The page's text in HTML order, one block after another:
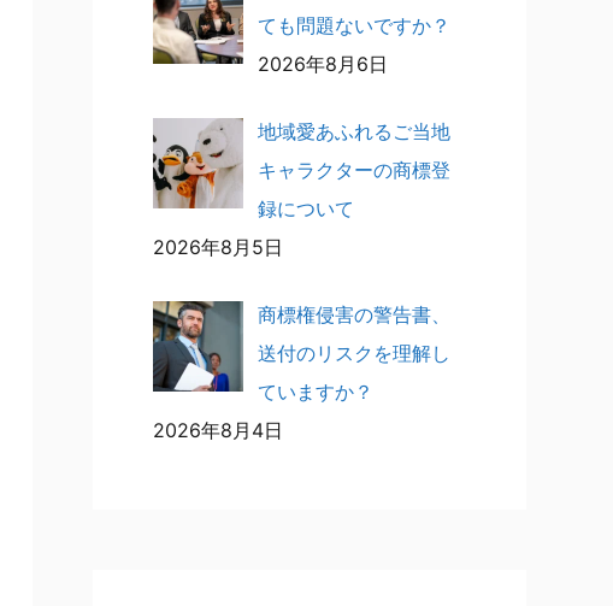
ても問題ないですか？
2026年8月6日
地域愛あふれるご当地
キャラクターの商標登
録について
2026年8月5日
商標権侵害の警告書、
送付のリスクを理解し
ていますか？
2026年8月4日